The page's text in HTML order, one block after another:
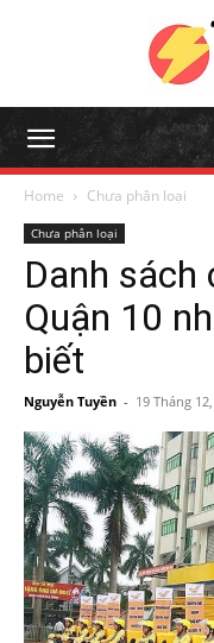
Home Chưa phân loại
Chưa phân loại
Danh sách
Quận 10
biết
Nguyễn Tuyền - 19 Tháng